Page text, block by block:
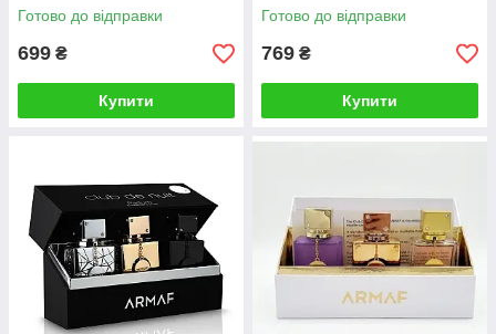
Готово до відправки
699 ₴
Купити
Готово до відправки
769 ₴
Купити